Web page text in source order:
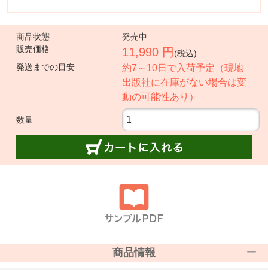
商品状態
発売中
販売価格
11,990 円 (税込)
発送までの目安
約7～10日で入荷予定（現地
出版社に在庫がない場合は変
動の可能性あり）
数量
商品情報